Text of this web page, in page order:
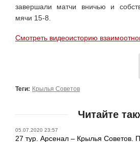
завершали матчи вничью и
мячи 15-8.
Смотреть видеоисторию
Теги: Крылья Советов
Читайте
05.07.2020 23:57
27 тур. Арсенал – Крылья Советов.